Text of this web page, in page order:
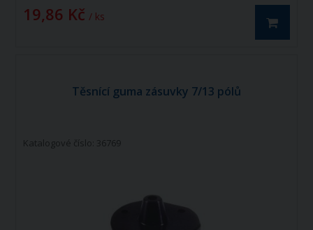
19,86 Kč / ks
Těsnící guma zásuvky 7/13 pólů
Katalogové číslo: 36769